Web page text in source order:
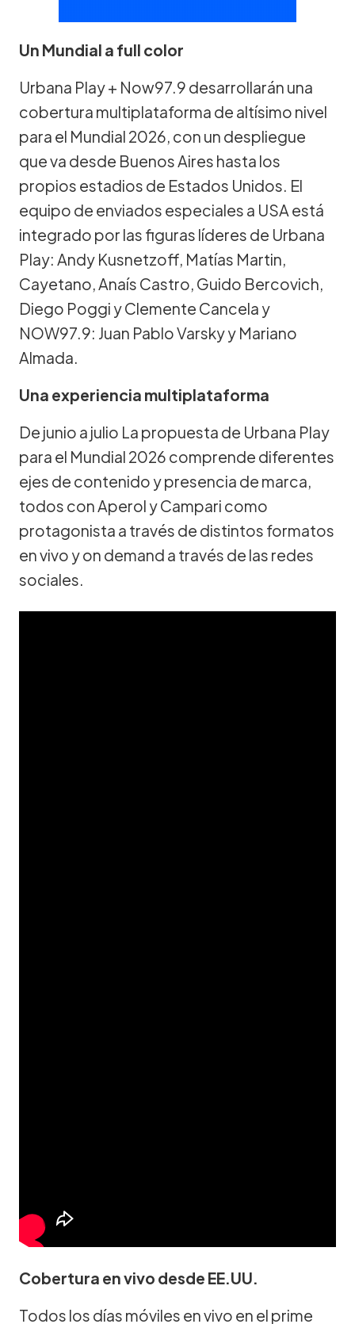
Un Mundial a full color
Urbana Play + Now97.9 desarrollarán una
cobertura multiplataforma de altísimo nivel
para el Mundial 2026, con un despliegue
que va desde Buenos Aires hasta los
propios estadios de Estados Unidos. El
equipo de enviados especiales a USA está
integrado por las figuras líderes de Urbana
Play: Andy Kusnetzoff, Matías Martin,
Cayetano, Anaís Castro, Guido Bercovich,
Diego Poggi y Clemente Cancela y
NOW97.9: Juan Pablo Varsky y Mariano
Almada.
Una experiencia multiplataforma
De junio a julio La propuesta de Urbana Play
para el Mundial 2026 comprende diferentes
ejes de contenido y presencia de marca,
todos con Aperol y Campari como
protagonista a través de distintos formatos
en vivo y on demand a través de las redes
sociales.
Cobertura en vivo desde EE.UU.
Todos los días móviles en vivo en el prime